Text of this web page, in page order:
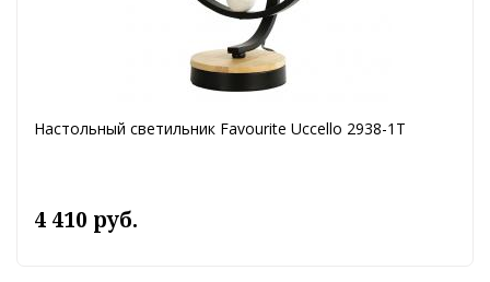
Настольный светильник Favourite Uccello 2938-1T
4 410 руб.